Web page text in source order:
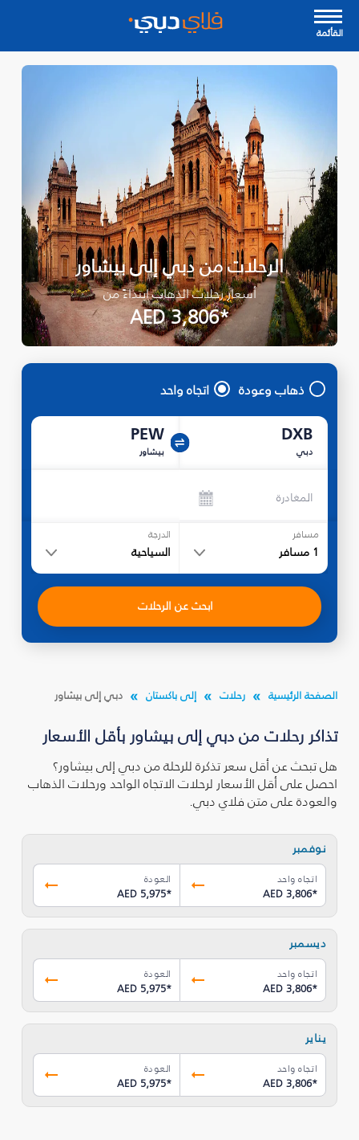
القأئمة
الرحلات من دبي إلى بيشاور
أسعار رحلات الذهاب ابتداءً من
*AED 3,806
ذهاب وعودة اتجاه واحد
DXB
دبي
PEW
بيشاور
المغادرة
مسافر
1 مسافر
الدرجة
السياحية
ابحث عن الرحلات
الصفحة الرئيسية رحلات إلى باكستان دبي إلى بيشاور
تذاكر رحلات من دبي إلى بيشاور بأقل الأسعار
هل تبحث عن أقل سعر تذكرة للرحلة من دبي إلى بيشاور؟
احصل على أقل الأسعار لرحلات الاتجاه الواحد ورحلات الذهاب
والعودة على متن فلاي دبي.
نوفمبر
اتجاه واحد
AED 3,806*
العودة
AED 5,975*
ديسمبر
اتجاه واحد
AED 3,806*
العودة
AED 5,975*
يناير
اتجاه واحد
AED 3,806*
العودة
AED 5,975*